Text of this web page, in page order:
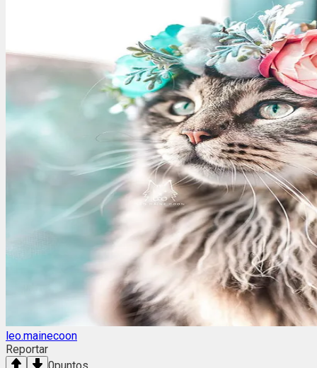
leo.mainecoon
Reportar
0puntos